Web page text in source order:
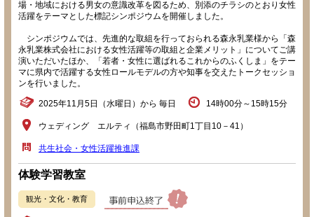
場・地域における男女の意識改革を図るため、別添のチラシのとおり女性
活躍をテーマとした標記シンポジウムを開催しました。
シンポジウムでは、先進的な取組を行っておられる森永乳業様から「森
永乳業株式会社における女性活躍等の取組と企業メリット」についてご講
演いただいたほか、「若者・女性に選ばれるこれからのふくしま」をテー
マに県内で活躍する女性ロールモデルの方や知事を交えたトークセッショ
ンを行いました。
2025年11月5日（水曜日）から 毎日 14時00分～15時15分
ウェディング エルティ（福島市野田町1丁目10－41）
共生社会・女性活躍推進課
体験学習教室
観光・文化・教育